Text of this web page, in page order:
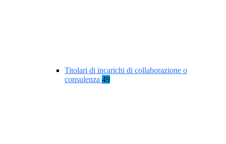
Titolari di incarichi di collaborazione o
consulenza 49